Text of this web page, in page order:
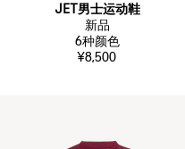
JET男士运动鞋
新品
6种颜色
¥8,500